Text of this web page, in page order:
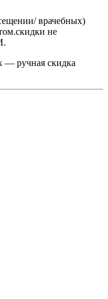
врачебных)
не
— ручная скидка